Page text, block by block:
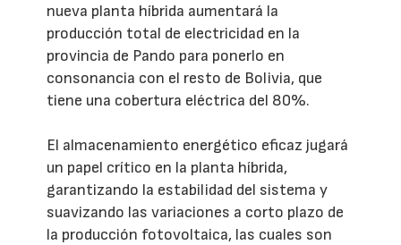
nueva planta híbrida aumentará la
producción total de electricidad en la
provincia de Pando para ponerlo en
consonancia con el resto de Bolivia, que
tiene una cobertura eléctrica del 80%.
El almacenamiento energético eficaz jugará
un papel crítico en la planta híbrida,
garantizando la estabilidad del sistema y
suavizando las variaciones a corto plazo de
la producción fotovoltaica, las cuales son